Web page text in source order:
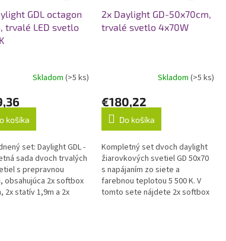
GDL octagon
trvalé LED svetlo
Skladom (>5 ks)
košíka
set: Daylight GDL -
sada dvoch trvalých
s prepravnou
obsahujúca 2x softbox
2x statív 1,9m a 2x
2x Daylight GD-50x70cm,
trvalé svetlo 4x70W
Skladom (>5 ks)
€180,22
Do košíka
Kompletný set dvoch daylight
žiarovkových svetiel GD 50x70
s napájaním zo siete a
farebnou teplotou 5 500 K. V
tomto sete nájdete 2x softbox